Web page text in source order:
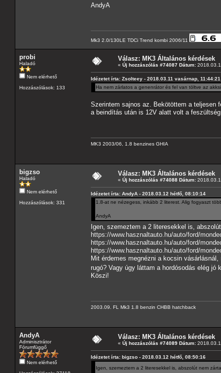
AndyA
Mk3 2.0/130LE TDCi Trend kombi 2006/11
probi
Haladó
Nem elérhető
Hozzászólások: 133
Válasz: MK3 Általános kérdések
« Új hozzászólás #74087 Dátum:
Idézetet írta: Zsolteey - 2018.03.11 vasárnap, 11:44:21
Ha nem zárlatos a genenrátor és fel van töltve az
Szerintem sajnos az. Bekötöttem a teljesen
a beindítás után is 12V alatt volt a
MK3 2003/06, 1.8 benzines GHIA
bigzso
Haladó
Nem elérhető
Hozzászólások: 331
Válasz: MK3 Általános kérdések
« Új hozzászólás #74088 Dátum:
Idézetet írta: AndyA - 2018.03.12 hétfő, 08:10:14
1.8-at ne nézegess, inkább 2 literest. Alig fogyaszt
AndyA
Igen, szemeztem a 2 literesekkel is,
https://www.hasznaltauto.hu/auto/ford/
https://www.hasznaltauto.hu/auto/ford/
https://www.hasznaltauto.hu/auto/ford/
Mit érdemes megnézni a kocsin
rugó? Vagy úgy láttam a hordósodás elég
Köszi!
2003.09. FL Mk3 1.8 benzin CHBB hatchback
AndyA
Adminisztrátor
Fórumfüggő
Nem elérhető
Válasz: MK3 Általános kérdések
« Új hozzászólás #74089 Dátum:
Idézetet írta: bigzso - 2018.03.12 hétfő, 08:50:16
Igen, szemeztem a 2 literesekkel is, abszolút nem